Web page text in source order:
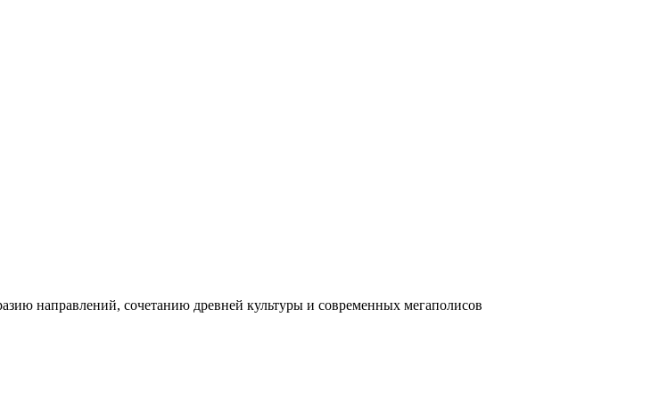
направлений, сочетанию древней культуры и современных мегаполисов